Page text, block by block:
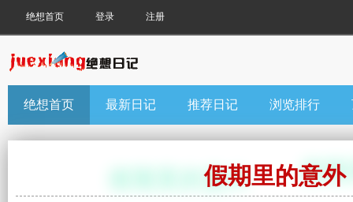
绝想首页 登录 注册
绝想首页 最新日记 推荐日记 浏览排行
假期里的意外